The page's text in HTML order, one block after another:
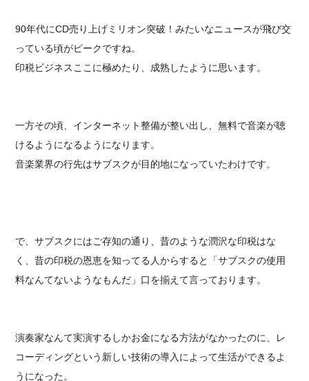
90年代にCD売り上げミリオン突破！みたいなニュースが飛び交
っている頃がピークですね。
印税ビジネスここに極めたり、成熟したように思います。
一方その頃、インターネット整備が整い出し、無料で音楽が聴
けるようになるようになります。
音楽業界の行先はサブスクが目的地になっていたわけです。
で、サブスクにはご存知の通り、昔のような潤沢な印税はな
く、昔の印税の恩恵を知ってる人からすると「サブスクの使用
料なんてないようなもんだ」口を揃えて言っております。
演奏家なんて実演するしかお金になる方法がなかったのに、レ
コーディングという新しい技術の導入によって生活ができるよ
うになった。